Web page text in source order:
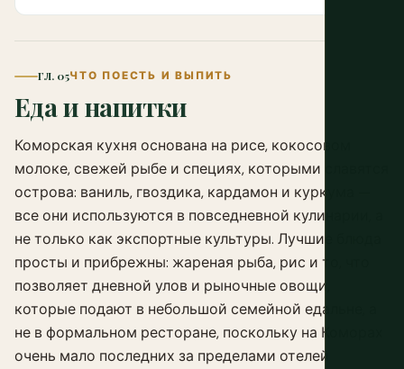
ГЛ. 05ЧТО ПОЕСТЬ И ВЫПИТЬ
Еда и напитки
Коморская кухня основана на рисе, кокосовом
молоке, свежей рыбе и специях, которыми славятся
острова: ваниль, гвоздика, кардамон и куркума —
все они используются в повседневной кулинарии, а
не только как экспортные культуры. Лучшие блюда
просты и прибрежны: жареная рыба, рис и то, что
позволяет дневной улов и рыночные овощи,
которые подают в небольшой семейной едальне, а
не в формальном ресторане, поскольку на Коморах
очень мало последних за пределами отелей